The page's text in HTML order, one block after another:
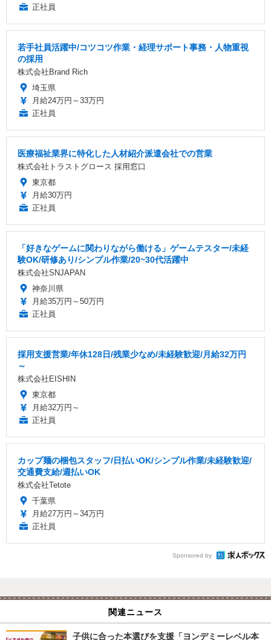
正社員
若手社員活躍中/コツコツ作業・経理サポート事務・人物重視
の採用
株式会社Brand Rich
埼玉県
月給24万円～33万円
正社員
医療福祉業界に特化した人材紹介派遣会社での営業
株式会社トラストグロース 採用窓口
東京都
月給30万円
正社員
「好きなゲームに関わりながら働ける」ゲームテスター/未経
験OK/研修あり/シンプル作業/20~30代活躍中
株式会社SNJAPAN
神奈川県
月給35万円～50万円
正社員
採用支援営業/年休128日/残業少なめ/未経験歓迎/月給32万円
～
株式会社EISHIN
東京都
月給32万円～
正社員
カップ麺の梱包スタッフ/日払いOK/シンプル作業/未経験歓迎/
交通費支給/週払いOK
株式会社Tetote
千葉県
月給27万円～34万円
正社員
Sponsored by
関連ニュース
子供に合った本選びを支援「ヨンデミーレベル本